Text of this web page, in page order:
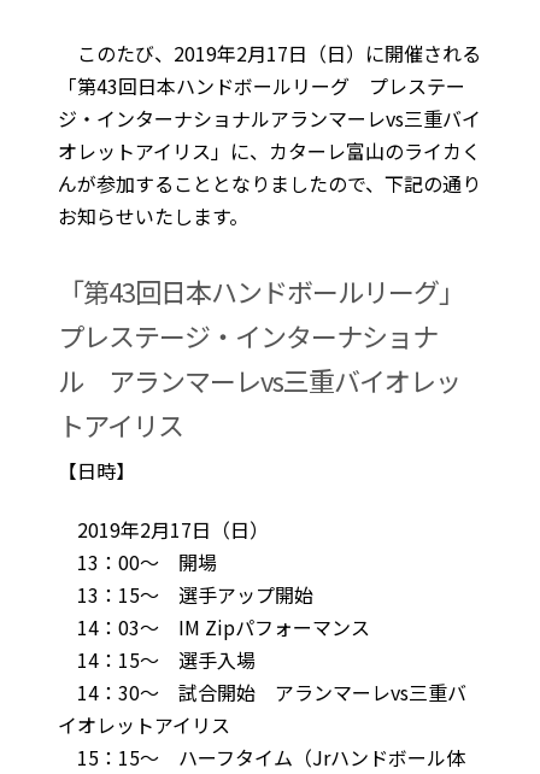
このたび、2019年2月17日（日）に開催される
「第43回日本ハンドボールリーグ プレステー
ジ・インターナショナルアランマーレvs三重バイ
オレットアイリス」に、カターレ富山のライカく
んが参加することとなりましたので、下記の通り
お知らせいたします。
「第43回日本ハンドボールリーグ」
プレステージ・インターナショナ
ル アランマーレvs三重バイオレッ
トアイリス
【日時】
2019年2月17日（日）
13：00～ 開場
13：15～ 選手アップ開始
14：03～ IM Zipパフォーマンス
14：15～ 選手入場
14：30～ 試合開始 アランマーレvs三重バ
イオレットアイリス
15：15～ ハーフタイム（Jrハンドボール体